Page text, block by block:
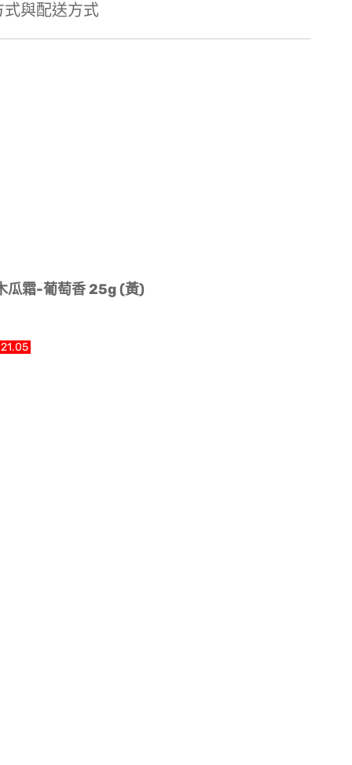
式與配送方式
瓜霜-葡萄香 25g (黃)